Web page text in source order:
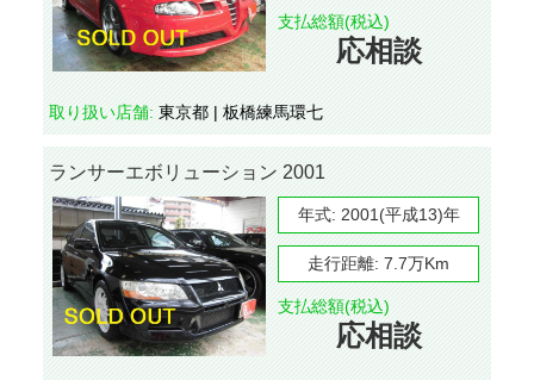
支払総額(税込)
応相談
取り扱い店舗: 東京都 | 板橋練馬環七
ランサーエボリューション 2001
年式: 2001(平成13)年
走行距離: 7.7万Km
支払総額(税込)
応相談